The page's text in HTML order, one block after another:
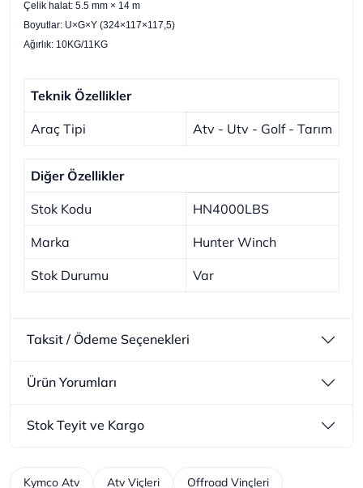
Çelik halat: 5.5 mm × 14 m
Boyutlar: U×G×Y (324×117×117,5)
Ağırlık: 10KG/11KG
Teknik Özellikler
Araç Tipi Atv - Utv - Golf - Tarım
Diğer Özellikler
Stok Kodu HN4000LBS
Marka Hunter Winch
Stok Durumu Var
Taksit / Ödeme Seçenekleri
Ürün Yorumları
Stok Teyit ve Kargo
Kymco Atv Atv Viçleri Offroad Vinçleri